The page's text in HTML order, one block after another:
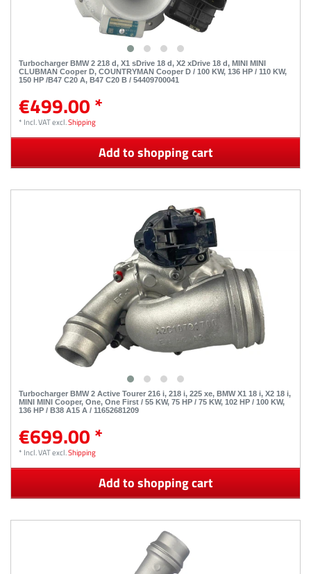
Turbocharger BMW 2 218 d, X1 sDrive 18 d, X2 xDrive 18 d, MINI MINI
CLUBMAN Cooper D, COUNTRYMAN Cooper D / 100 KW, 136 HP / 110 KW,
150 HP /B47 C20 A, B47 C20 B / 54409700041
€499.00 *
* Incl. VATexcl.Shipping
Add to shopping cart
Turbocharger BMW 2 Active Tourer 216 i, 218 i, 225 xe, BMW X1 18 i, X2 18 i,
MINI MINI Cooper, One, One First / 55 KW, 75 HP / 75 KW, 102 HP / 100 KW,
136 HP / B38 A15 A / 11652681209
€699.00 *
* Incl. VATexcl.Shipping
Add to shopping cart